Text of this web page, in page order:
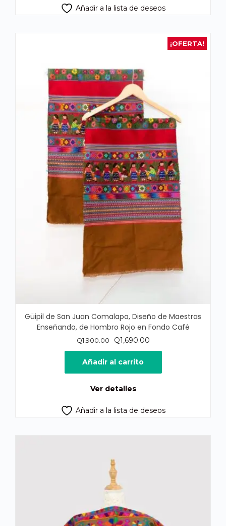
Añadir a la lista de deseos
¡OFERTA!
Güipil de San Juan Comalapa, Diseño de Maestras
Enseñando, de Hombro Rojo en Fondo Café
Q1,900.00
El
precio
original
era:
Q1,690.00El
precio
es:
Añadir al carrito
Ver detalles
Añadir a la lista de deseos